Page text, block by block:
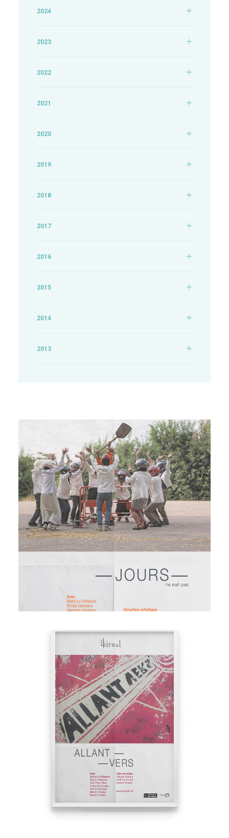
2024
2023
2022
2021
2020
2019
2018
2017
2016
2015
2014
2013